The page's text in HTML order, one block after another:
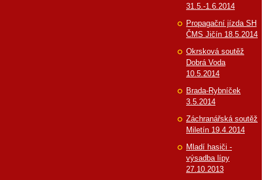
31.5.-1.6.2014
Propagační jízda SH
ČMS Jičín 18.5.2014
Okrsková soutěž
Dobrá Voda
10.5.2014
Brada-Rybníček
3.5.2014
Záchranářská soutěž
Miletín 19.4.2014
Mladí hasiči -
výsadba lípy
27.10.2013